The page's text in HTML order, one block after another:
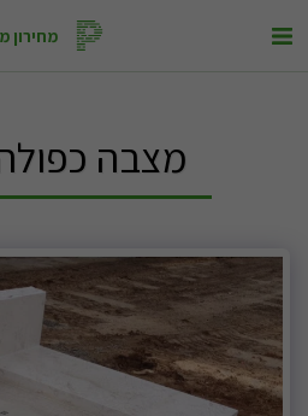
מחירון
מצבה